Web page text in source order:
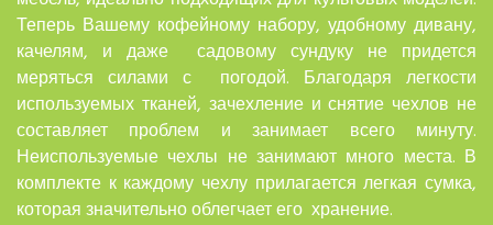
Теперь Вашему кофейному набору, удобному дивану,
качелям, и даже садовому сундуку не придется
меряться силами с погодой. Благодаря легкости
используемых тканей, зачехление и снятие чехлов не
составляет проблем и занимает всего минуту.
Неиспользуемые чехлы не занимают много места. В
комплекте к каждому чехлу прилагается легкая сумка,
которая значительно облегчает его хранение.